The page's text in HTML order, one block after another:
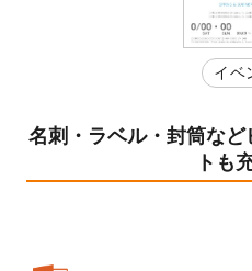
イベ
名刺・ラベル・封筒な
トも